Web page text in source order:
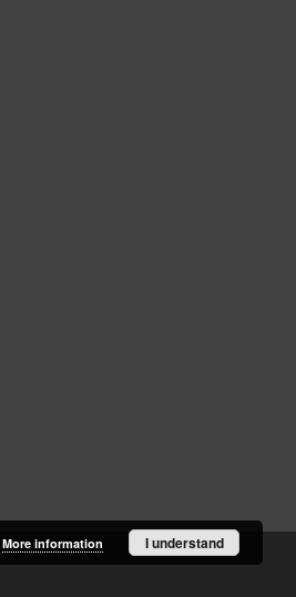
More information I understand